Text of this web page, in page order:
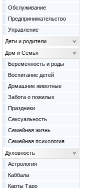
Обслуживание
Предпринимательство
Управление
Дети и родители
Дом и Семья
Беременность и роды
Воспитание детей
Домашние животные
Забота о пожилых
Праздники
Сексуальность
Семейная жизнь
Семейная психология
Духовность
Астрология
Каббала
Карты Таро